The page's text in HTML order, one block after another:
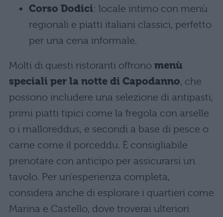
Corso Dodici: locale intimo con menù
regionali e piatti italiani classici, perfetto
per una cena informale.
Molti di questi ristoranti offrono menù
speciali per la notte di Capodanno, che
possono includere una selezione di antipasti,
primi piatti tipici come la fregola con arselle
o i malloreddus, e secondi a base di pesce o
carne come il porceddu. È consigliabile
prenotare con anticipo per assicurarsi un
tavolo. Per un’esperienza completa,
considera anche di esplorare i quartieri come
Marina e Castello, dove troverai ulteriori